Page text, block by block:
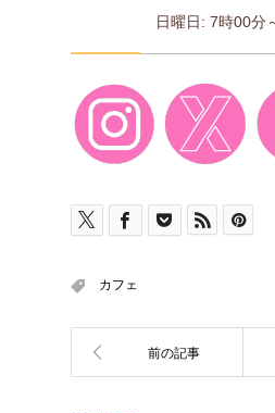
日曜日: 7時00分
カフェ